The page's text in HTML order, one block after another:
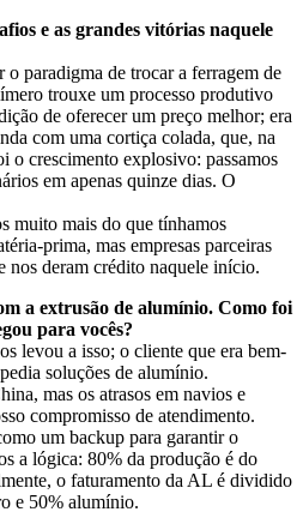
e as grandes vitórias naquele
o paradigma de trocar a ferragem de
trouxe um processo produtivo
de oferecer um preço melhor; era
com uma cortiça colada, que, na
o crescimento explosivo: passamos
em apenas quinze dias. O
muito mais do que tínhamos
prima, mas empresas parceiras
nos deram crédito naquele início.
a extrusão de alumínio. Como foi
para vocês?
levou a isso; o cliente que era bem-
soluções de alumínio.
mas os atrasos em navios e
compromisso de atendimento.
um backup para garantir o
a lógica: 80% da produção é do
o faturamento da AL é dividido
e 50% alumínio.